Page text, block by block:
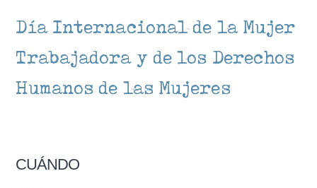
Día Internacional de la Mujer
Trabajadora y de los Derechos
Humanos de las Mujeres
CUÁNDO